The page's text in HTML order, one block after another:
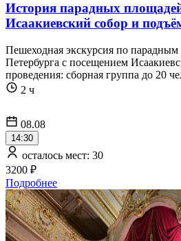
История парадных
Исаакиевский собор и
Пешеходная экскурсия по
Петербурга с посещением
проведения: сборная группа до 20
2 ч
08.08
14:30
осталось мест: 30
3200 ₽
Подробнее